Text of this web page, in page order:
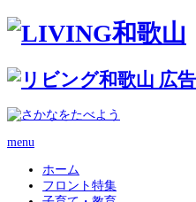
menu
ホーム
フロント特集